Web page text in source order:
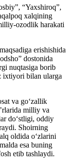
“Yaxshiroq”,
xalqining
ozodlik harakati
erishishida
dostonida
nuqtasiga borib
ixtiyori bilan ularga
va goʻzallik
milliy va
doʻstligi, oddiy
Shoirning
oldida oʻzlarini
esa buning
etib tashlaydi.